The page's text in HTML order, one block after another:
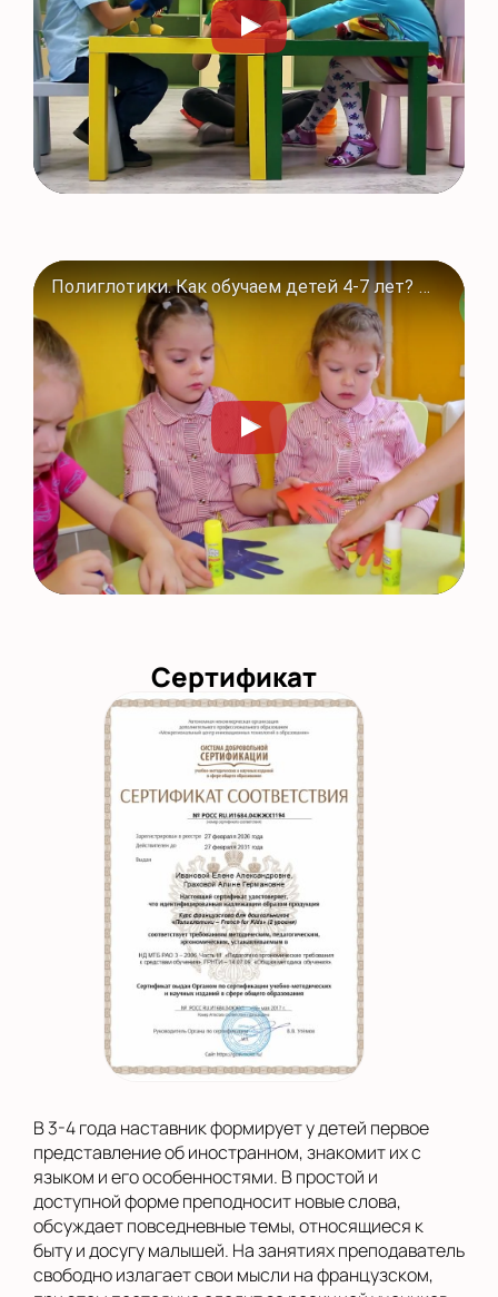
Полиглотики. Как обучаем детей 4-7 лет? Программы для дошкольников в #Полиглотики
Сертификат
В 3-4 года наставник формирует у детей первое
представление об иностранном, знакомит их с
языком и его особенностями. В простой и
доступной форме преподносит новые слова,
обсуждает повседневные темы, относящиеся к
быту и досугу малышей. На занятиях преподаватель
свободно излагает свои мысли на французском,